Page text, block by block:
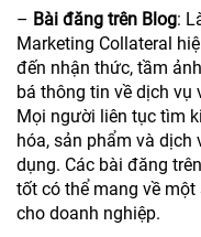
– Bài đăng trên Blog:
Marketing Collateral
đến nhận thức, tầm
bá thông tin về dịch vụ
Mọi người liên tục tìm
hóa, sản phẩm và
dụng. Các bài đăng
tốt có thể mang về
cho doanh nghiệp.